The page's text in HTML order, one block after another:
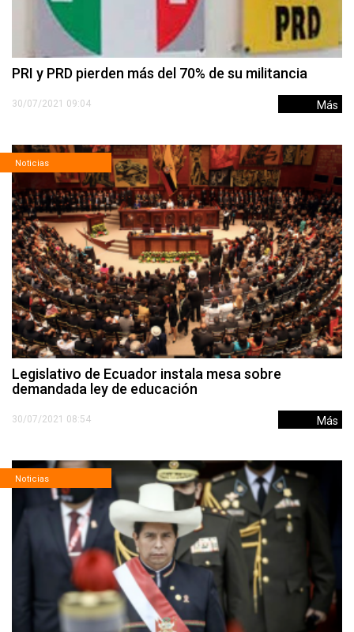
PRI y PRD pierden más del 70% de su militancia
30/07/2021 09:04 Más
Noticias
Legislativo de Ecuador instala mesa sobre
demandada ley de educación
30/07/2021 08:54 Más
Noticias